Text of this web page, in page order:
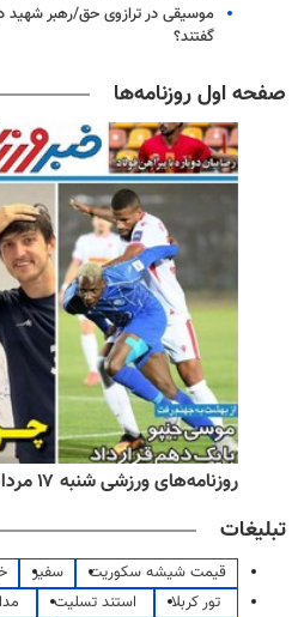
موسیقی در ترازوی حق/رهبر شهید
گفتند؟
صفحه اول روزنامه‌ها
روزنامه‌های ورزشی شنبه ۱۷ مرداد ۱۴۰۵
تبلیغات
قیمت شیشه سکوریت سفیر
تور کربلا
استند تسلیت